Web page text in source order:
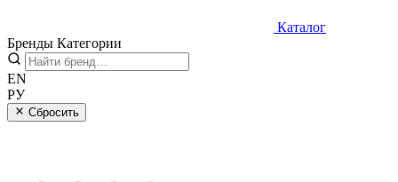
Каталог
Бренды Категории
EN
РУ
Сбросить